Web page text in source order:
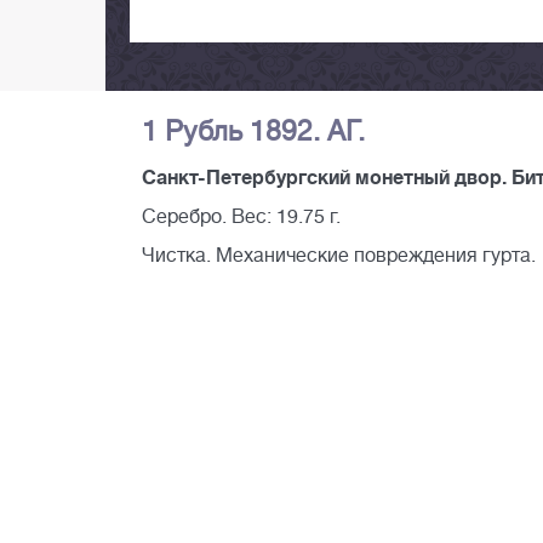
1 Рубль 1892. АГ.
Санкт-Петербургский монетный двор.
Серебро. Вес: 19.75 г.
Чистка. Механические повреждения гурта.